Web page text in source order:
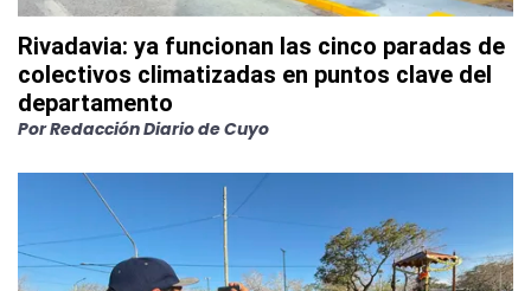
Rivadavia: ya funcionan las cinco paradas de
colectivos climatizadas en puntos clave del
departamento
PorRedacción Diario de Cuyo